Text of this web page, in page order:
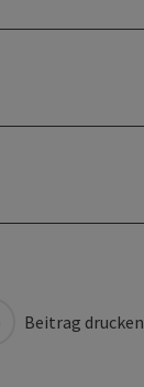
Beitrag drucken